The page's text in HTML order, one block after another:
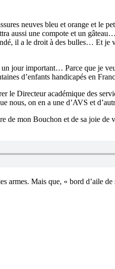
neuves bleu et orange et le
aussi une compote et un
il a le droit à des bulles… Et
jour important… Parce que je
d’enfants handicapés en
le Directeur académique des
nous, on en a une d’AVS et
mon Bouchon et de sa joie
armes. Mais que, « bord d’aile